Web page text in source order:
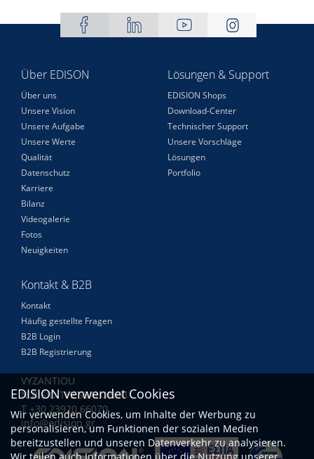
Über EDISON
Über uns
Unsere Vision
Unsere Aufgabe
Unsere Werte
Qualität
Datenschutz
Karriere
Bilanz
Videogalerie
Fotos
Neuigkeiten
Lösungen & Support
EDISION Shops
Download-Center
Technischer Support
Unsere Vorschläge
Lösungen
Portfolio
Kontakt & B2B
Kontakt
Häufig gestellte Fragen
B2B Login
B2B Registrierung
VYZANTIOU
N.RISIO THESSALONIKI
Τ +30 23920 66070
info@edision.gr
EDISION verwendet Cookies
Wir verwenden Cookies, um Inhalte der Werbung zu
personalisieren, um Funktionen der sozialen Medien
bereitzustellen und unseren Datenverkehr zu analysieren.